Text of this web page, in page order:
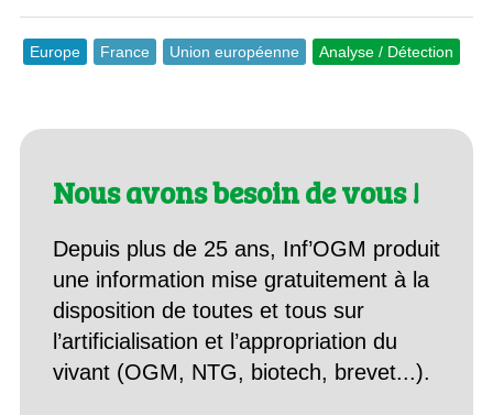
Europe France Union européenne Analyse / Détection
Nous avons besoin de vous !
Depuis plus de 25 ans, Inf’OGM produit
une information mise gratuitement à la
disposition de toutes et tous sur
l’artificialisation et l’appropriation du
vivant (OGM, NTG, biotech, brevet...).